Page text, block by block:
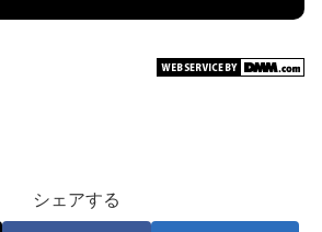
シェアする